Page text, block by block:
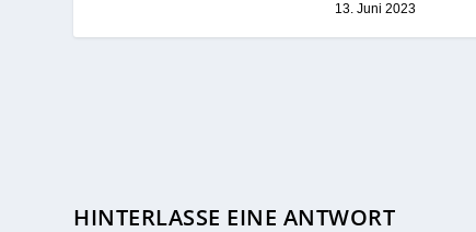
13. Juni 2023
HINTERLASSE EINE ANTWORT